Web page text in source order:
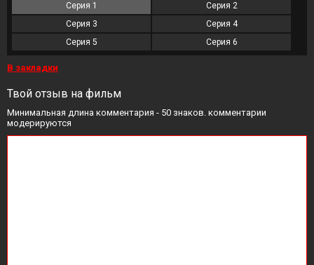
Серия 1
Серия 2
Серия 3
Серия 4
Серия 5
Серия 6
В закладки
Твой отзыв на фильм
Минимальная длина комментария - 50 знаков. комментарии
модерируются